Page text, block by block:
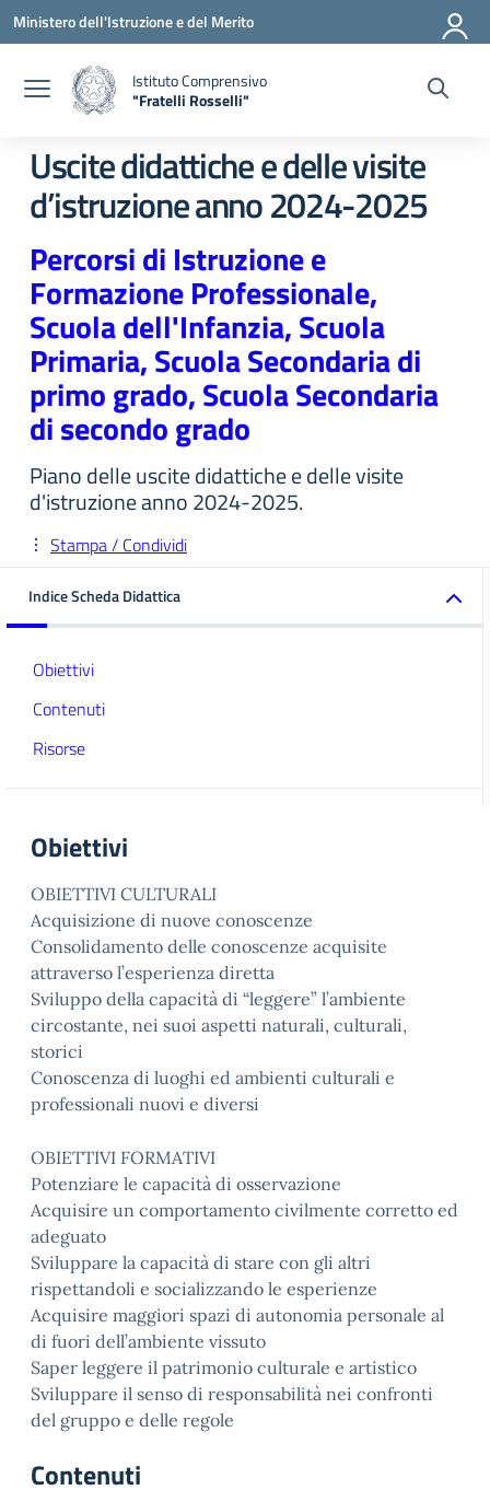
Vai ai contenuti
Vai al menu di navigazione
Vai al footer
Ministero dell'Istruzione e del Merito
Istituto Comprensivo
"Fratelli Rosselli"
Uscite didattiche e delle visite
d’istruzione anno 2024-2025
Percorsi di Istruzione e
Formazione Professionale,
Scuola dell'Infanzia, Scuola
Primaria, Scuola Secondaria di
primo grado, Scuola Secondaria
di secondo grado
Piano delle uscite didattiche e delle visite
d'istruzione anno 2024-2025.
Stampa / Condividi
Indice Scheda Didattica
Obiettivi
Contenuti
Risorse
Obiettivi
OBIETTIVI CULTURALI
Acquisizione di nuove conoscenze
Consolidamento delle conoscenze acquisite
attraverso l’esperienza diretta
Sviluppo della capacità di “leggere” l’ambiente
circostante, nei suoi aspetti naturali, culturali,
storici
Conoscenza di luoghi ed ambienti culturali e
professionali nuovi e diversi
OBIETTIVI FORMATIVI
Potenziare le capacità di osservazione
Acquisire un comportamento civilmente corretto ed
adeguato
Sviluppare la capacità di stare con gli altri
rispettandoli e socializzando le esperienze
Acquisire maggiori spazi di autonomia personale al
di fuori dell’ambiente vissuto
Saper leggere il patrimonio culturale e artistico
Sviluppare il senso di responsabilità nei confronti
del gruppo e delle regole
Contenuti